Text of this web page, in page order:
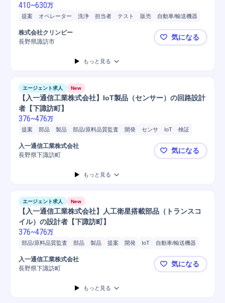
410~630万
提案 オペレーター 洗浄 担当者 テスト 販売
自動車/輸送機器
自動車/輸送機械
株式会社クリンビー
長野県諏訪市
【株式会社
気になる
もっと見る
エージェント求人 New
【入一通信工業株式会社】IoT製品（センサー）の回路設計
者【下諏訪町】
376~476万
提案 部品 製品 部品/原料品質監査 開発 センサ IoT
検証
部品選定
公共施設
自動車
普通自動車 アナログ回路設計
入一通信工業株式会社
長野県下諏訪町
【入一通信
気になる
もっと見る
エージェント求人 New
【入一通信工業株式会社】人工衛星搭載部品（トランスコ
イル）の設計者【下諏訪町】
376~476万
部品/原料品質監査 部品 製品 提案 開発 IoT
自動車/輸送機器
自動車/輸送機械
自動車
入一通信工業株式会社
長野県下諏訪町
【入一通信
気になる
もっと見る